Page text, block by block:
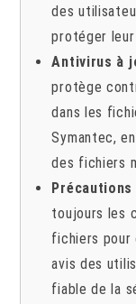
des
protéger
Antivirus à
protège
dans les
Symantec,
des fichiers
toujours les
fichiers pour
avis des
fiable de la